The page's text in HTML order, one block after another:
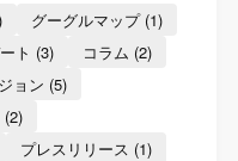
グーグルマップ(1)
ト (3) コラム (2)
ョン (5)
(2)
プレスリリース (1)